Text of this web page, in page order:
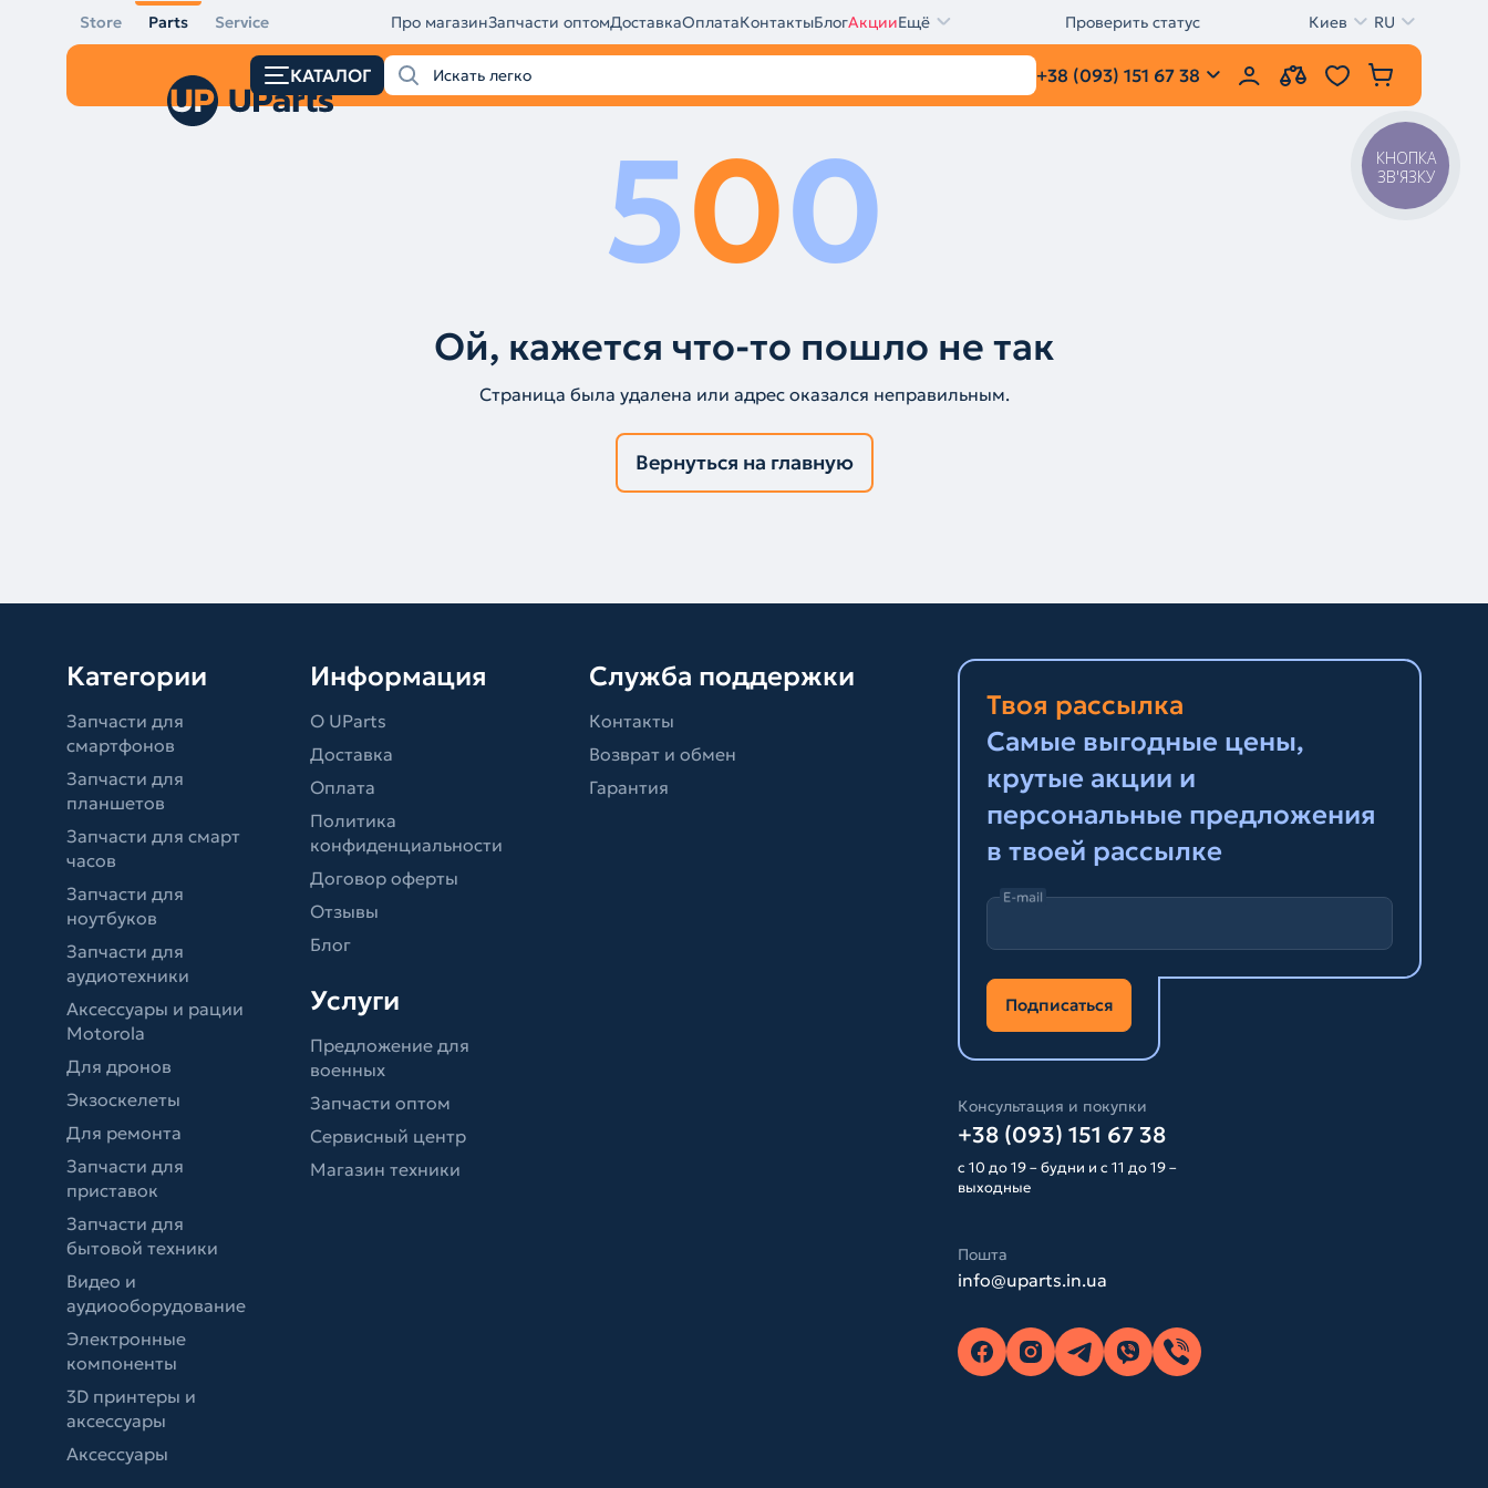
Store Parts Service Про магазинЗапчасти оптомДоставкаОплатаКонтактыБлогАкцииЕщё Проверить статус Киев RU
КАТАЛОГ +38 (093) 151 67 38
500
Ой, кажется что-то пошло не так
Страница была удалена или адрес оказался неправильным.
Вернуться на главную
Категории
Запчасти для
смартфонов
Запчасти для
планшетов
Запчасти для смарт
часов
Запчасти для
ноутбуков
Запчасти для
аудиотехники
Аксессуары и рации
Motorola
Для дронов
Экзоскелеты
Для ремонта
Запчасти для
приставок
Запчасти для
бытовой техники
Видео и
аудиооборудование
Электронные
компоненты
3D принтеры и
аксессуары
Аксессуары
Информация
О UParts
Доставка
Оплата
Политика
конфиденциальности
Договор оферты
Отзывы
Блог
Услуги
Предложение для
военных
Запчасти оптом
Сервисный центр
Магазин техники
Служба поддержки
Контакты
Возврат и обмен
Гарантия
Твоя рассылка
Самые выгодные цены,
крутые акции и
персональные предложения
в твоей рассылке
E-mail
Подписаться
Консультация и покупки
+38 (093) 151 67 38
с 10 до 19 – будни и с 11 до 19 –
выходные
Пошта
info@uparts.in.ua
КНОПКА
ЗВ'ЯЗКУ